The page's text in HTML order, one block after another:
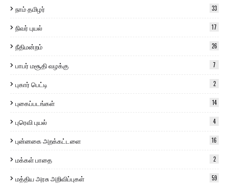
நாம் தமிழர் 33
நிவர் புயல் 17
நீதிமன்றம் 26
பாபர் மசூதி வழக்கு 7
புகார் பெட்டி 2
புகைப்படங்கள் 14
புரெவி புயல் 4
புன்னகை அறக்கட்டளை 16
மக்கள் பாதை 2
மத்திய அரசு அறிவிப்புகள் 59